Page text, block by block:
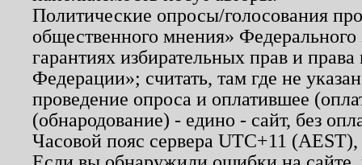
Политические опросы/голосования
общественного мнения»
гарантиях избирательных прав и
Федерации»; считать, там где не
проведение опроса и оплатившее
(обнародование) - едино - сайт, без
Часовой пояс сервера UTC+11